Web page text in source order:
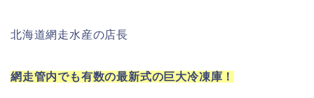
北海道網走水産の店長
網走管内でも有数の最新式の巨大冷凍庫！